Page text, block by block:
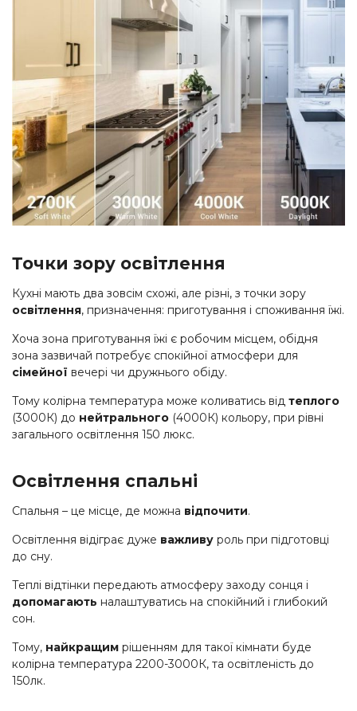
Точки зору освітлення
Кухні мають два зовсім схожі, але різні, з точки зору
освітлення, призначення: приготування і споживання їжі.
Хоча зона приготування їжі є робочим місцем, обідня
зона зазвичай потребує спокійної атмосфери для
сімейної вечері чи дружнього обіду.
Тому колірна температура може коливатись від теплого
(3000К) до нейтрального (4000К) кольору, при рівні
загального освітлення 150 люкс.
Освітлення спальні
Спальня – це місце, де можна відпочити.
Освітлення відіграє дуже важливу роль при підготовці
до сну.
Теплі відтінки передають атмосферу заходу сонця і
допомагають налаштуватись на спокійний і глибокий
сон.
Тому, найкращим рішенням для такої кімнати буде
колірна температура 2200-3000К, та освітленість до
150лк.